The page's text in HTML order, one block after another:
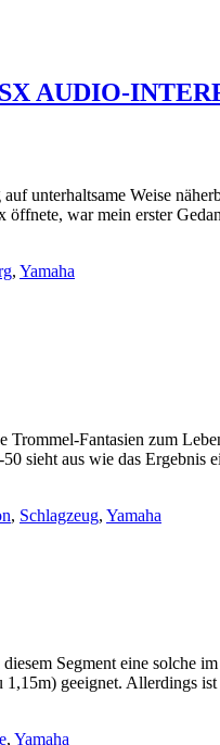
AUDIO-
unterhaltsame Weise
war mein erster
, Yamaha
Fantasien zum
sieht aus wie das
, Schlagzeug, Yamaha
Segment eine solche
geeignet. Allerdings
, Yamaha